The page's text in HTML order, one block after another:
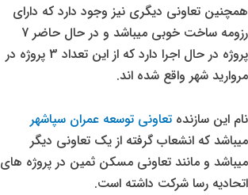
همچنین تعاونی دیگری نیز وجود دارد که دارای
رزومه ساخت خوبی میباشد و در حال حاضر 7
پروژه در حال اجرا دارد که از این تعداد 3 پروژه در
مروارید شهر واقع شده اند.
نام این سازنده تعاونی توسعه عمران سپاشهر
میباشد که انشعاب گرفته از یک تعاونی دیگر
میباشد و مانند تعاونی مسکن ثمین در پروژه های
اتحادیه رسا شرکت داشته است.